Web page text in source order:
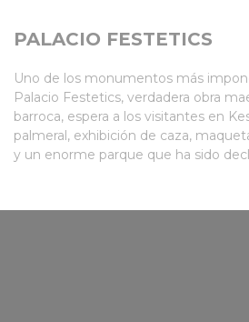
PALACIO FESTETICS
Uno de los monumentos más
Palacio Festetics, verdadera obra
barroca, espera a los visitantes en
palmeral, exhibición de caza,
y un enorme parque que ha sido